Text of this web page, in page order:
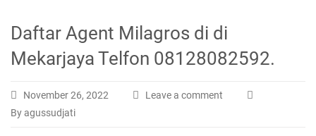
Daftar Agent Milagros di di
Mekarjaya Telfon 08128082592.
November 26, 2022
Leave a comment
By agussudjati